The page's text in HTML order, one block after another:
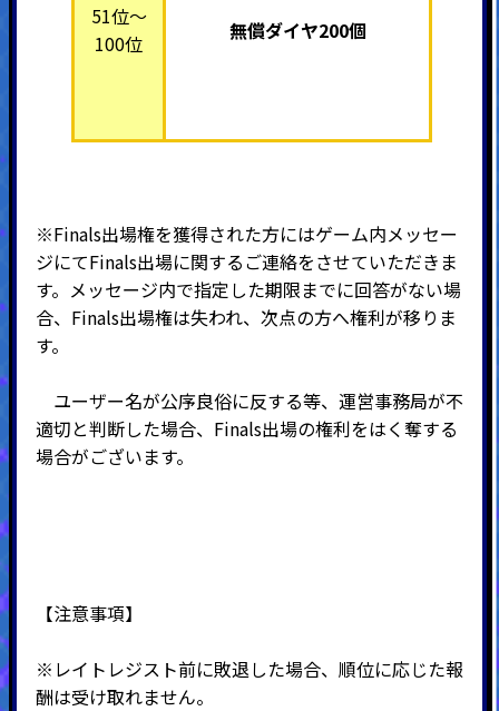
51位～
100位
無償ダイヤ200個
※Finals出場権を獲得された方にはゲーム内メッセー
ジにてFinals出場に関するご連絡をさせていただきま
す。メッセージ内で指定した期限までに回答がない場
合、Finals出場権は失われ、次点の方へ権利が移りま
す。
ユーザー名が公序良俗に反する等、運営事務局が不
適切と判断した場合、Finals出場の権利をはく奪する
場合がございます。
【注意事項】
※レイトレジスト前に敗退した場合、順位に応じた報
酬は受け取れません。